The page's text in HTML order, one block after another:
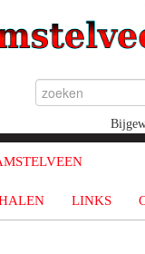
LINKS